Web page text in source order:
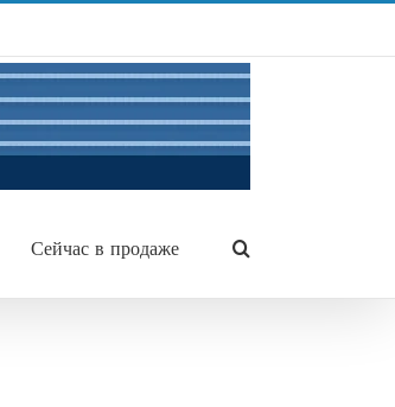
Сейчас в продаже